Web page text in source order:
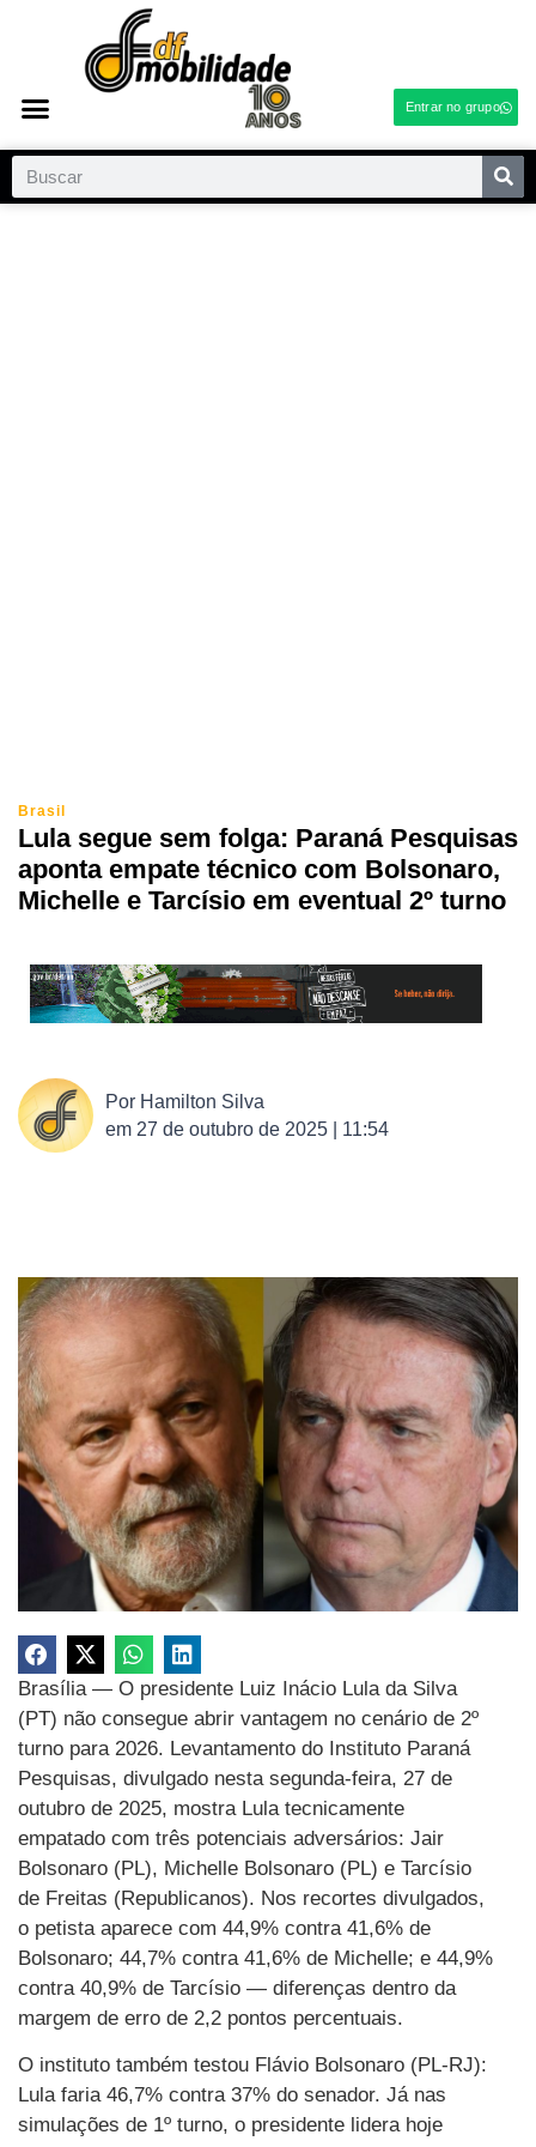
Entrar no grupo
Brasil
Lula segue sem folga: Paraná Pesquisas
aponta empate técnico com Bolsonaro,
Michelle e Tarcísio em eventual 2º turno
Por Hamilton Silva
em 27 de outubro de 2025 | 11:54
Brasília — O presidente Luiz Inácio Lula da Silva
(PT) não consegue abrir vantagem no cenário de 2º
turno para 2026. Levantamento do Instituto Paraná
Pesquisas, divulgado nesta segunda-feira, 27 de
outubro de 2025, mostra Lula tecnicamente
empatado com três potenciais adversários: Jair
Bolsonaro (PL), Michelle Bolsonaro (PL) e Tarcísio
de Freitas (Republicanos). Nos recortes divulgados,
o petista aparece com 44,9% contra 41,6% de
Bolsonaro; 44,7% contra 41,6% de Michelle; e 44,9%
contra 40,9% de Tarcísio — diferenças dentro da
margem de erro de 2,2 pontos percentuais.
O instituto também testou Flávio Bolsonaro (PL-RJ):
Lula faria 46,7% contra 37% do senador. Já nas
simulações de 1º turno, o presidente lidera hoje